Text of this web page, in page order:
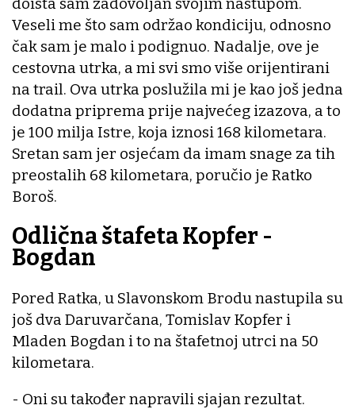
Veseli me što sam održao kondiciju, odnosno
čak sam je malo i podignuo. Nadalje, ove je
cestovna utrka, a mi svi smo više orijentirani
na trail. Ova utrka poslužila mi je kao još jedna
dodatna priprema prije najvećeg izazova, a to
je 100 milja Istre, koja iznosi 168 kilometara.
Sretan sam jer osjećam da imam snage za tih
preostalih 68 kilometara, poručio je Ratko
Boroš.
Odlična štafeta Kopfer -
Bogdan
Pored Ratka, u Slavonskom Brodu nastupila su
još dva Daruvarčana, Tomislav Kopfer i
Mladen Bogdan i to na štafetnoj utrci na 50
kilometara.
- Oni su također napravili sjajan rezultat.